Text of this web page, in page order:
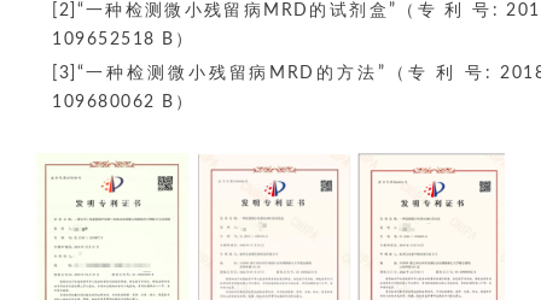
[2]“一种检测微小残留病MRD的试剂盒”（专 利 号:
109652518 B）
[3]“一种检测微小残留病MRD的方法”（专 利 号:
109680062 B）